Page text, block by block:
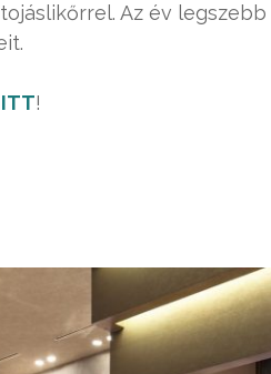
Az év legszebb
ITT!